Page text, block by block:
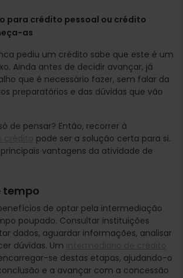
para crédito pessoal ou crédito
as
pediu um crédito sabe que este é um
Ainda antes de decidir avançar, já
que é necessário fazer, sem falar da
preparatórios e das dúvidas que vão
de pensar? Então, recorrer à
pode ser a solução certa para si.
vantagens da atividade de
tempo
de optar pela intermediação
poupado. Consultar instituições
dados, aguardar informações, analisar
dúvidas. Um
se destas etapas, ajudando-o
e a avançar com a concessão